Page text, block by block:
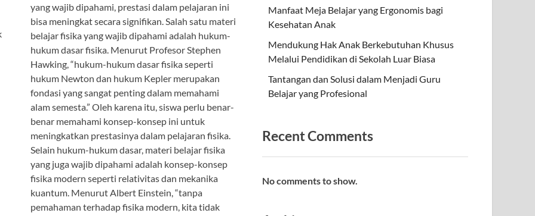
yang wajib dipahami, prestasi dalam pelajaran ini
bisa meningkat secara signifikan. Salah satu materi
belajar fisika yang wajib dipahami adalah hukum-
hukum dasar fisika. Menurut Profesor Stephen
Hawking, “hukum-hukum dasar fisika seperti
hukum Newton dan hukum Kepler merupakan
fondasi yang sangat penting dalam memahami
alam semesta.” Oleh karena itu, siswa perlu benar-
benar memahami konsep-konsep ini untuk
meningkatkan prestasinya dalam pelajaran fisika.
Selain hukum-hukum dasar, materi belajar fisika
yang juga wajib dipahami adalah konsep-konsep
fisika modern seperti relativitas dan mekanika
kuantum. Menurut Albert Einstein, “tanpa
pemahaman terhadap fisika modern, kita tidak
Manfaat Meja Belajar yang Ergonomis bagi
Kesehatan Anak
Mendukung Hak Anak Berkebutuhan Khusus
Melalui Pendidikan di Sekolah Luar Biasa
Tantangan dan Solusi dalam Menjadi Guru
Belajar yang Profesional
Recent Comments
No comments to show.